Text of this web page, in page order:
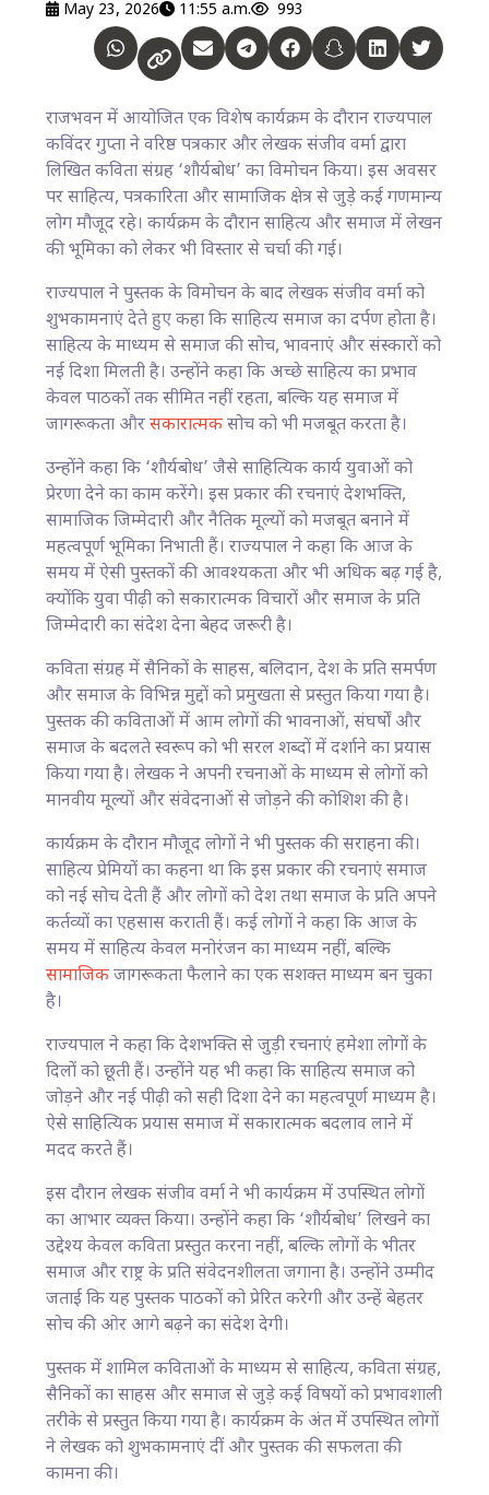
May 23, 2026 11:55 a.m. 993
राजभवन में आयोजित एक विशेष कार्यक्रम के दौरान राज्यपाल
कविंदर गुप्ता ने वरिष्ठ पत्रकार और लेखक संजीव वर्मा द्वारा
लिखित कविता संग्रह ‘शौर्यबोध’ का विमोचन किया। इस अवसर
पर साहित्य, पत्रकारिता और सामाजिक क्षेत्र से जुड़े कई गणमान्य
लोग मौजूद रहे। कार्यक्रम के दौरान साहित्य और समाज में लेखन
की भूमिका को लेकर भी विस्तार से चर्चा की गई।
राज्यपाल ने पुस्तक के विमोचन के बाद लेखक संजीव वर्मा को
शुभकामनाएं देते हुए कहा कि साहित्य समाज का दर्पण होता है।
साहित्य के माध्यम से समाज की सोच, भावनाएं और संस्कारों को
नई दिशा मिलती है। उन्होंने कहा कि अच्छे साहित्य का प्रभाव
केवल पाठकों तक सीमित नहीं रहता, बल्कि यह समाज में
जागरूकता औरसकारात्मकसोच को भी मजबूत करता है।
उन्होंने कहा कि ‘शौर्यबोध’ जैसे साहित्यिक कार्य युवाओं को
प्रेरणा देने का काम करेंगे। इस प्रकार की रचनाएं देशभक्ति,
सामाजिक जिम्मेदारी और नैतिक मूल्यों को मजबूत बनाने में
महत्वपूर्ण भूमिका निभाती हैं। राज्यपाल ने कहा कि आज के
समय में ऐसी पुस्तकों की आवश्यकता और भी अधिक बढ़ गई है,
क्योंकि युवा पीढ़ी को सकारात्मक विचारों और समाज के प्रति
जिम्मेदारी का संदेश देना बेहद जरूरी है।
कविता संग्रह में सैनिकों के साहस, बलिदान, देश के प्रति समर्पण
और समाज के विभिन्न मुद्दों को प्रमुखता से प्रस्तुत किया गया है।
पुस्तक की कविताओं में आम लोगों की भावनाओं, संघर्षों और
समाज के बदलते स्वरूप को भी सरल शब्दों में दर्शाने का प्रयास
किया गया है। लेखक ने अपनी रचनाओं के माध्यम से लोगों को
मानवीय मूल्यों और संवेदनाओं से जोड़ने की कोशिश की है।
कार्यक्रम के दौरान मौजूद लोगों ने भी पुस्तक की सराहना की।
साहित्य प्रेमियों का कहना था कि इस प्रकार की रचनाएं समाज
को नई सोच देती हैं और लोगों को देश तथा समाज के प्रति अपने
कर्तव्यों का एहसास कराती हैं। कई लोगों ने कहा कि आज के
समय में साहित्य केवल मनोरंजन का माध्यम नहीं, बल्कि
सामाजिकजागरूकता फैलाने का एक सशक्त माध्यम बन चुका
है।
राज्यपाल ने कहा कि देशभक्ति से जुड़ी रचनाएं हमेशा लोगों के
दिलों को छूती हैं। उन्होंने यह भी कहा कि साहित्य समाज को
जोड़ने और नई पीढ़ी को सही दिशा देने का महत्वपूर्ण माध्यम है।
ऐसे साहित्यिक प्रयास समाज में सकारात्मक बदलाव लाने में
मदद करते हैं।
इस दौरान लेखक संजीव वर्मा ने भी कार्यक्रम में उपस्थित लोगों
का आभार व्यक्त किया। उन्होंने कहा कि ‘शौर्यबोध’ लिखने का
उद्देश्य केवल कविता प्रस्तुत करना नहीं, बल्कि लोगों के भीतर
समाज और राष्ट्र के प्रति संवेदनशीलता जगाना है। उन्होंने उम्मीद
जताई कि यह पुस्तक पाठकों को प्रेरित करेगी और उन्हें बेहतर
सोच की ओर आगे बढ़ने का संदेश देगी।
पुस्तक में शामिल कविताओं के माध्यम से साहित्य, कविता संग्रह,
सैनिकों का साहस और समाज से जुड़े कई विषयों को प्रभावशाली
तरीके से प्रस्तुत किया गया है। कार्यक्रम के अंत में उपस्थित लोगों
ने लेखक को शुभकामनाएं दीं और पुस्तक की सफलता की
कामना की।